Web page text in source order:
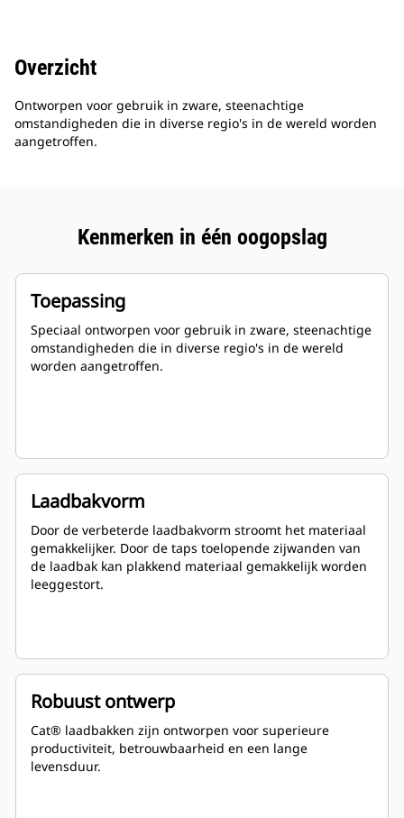
Overzicht
Ontworpen voor gebruik in zware, steenachtige
omstandigheden die in diverse regio's in de wereld worden
aangetroffen.
Kenmerken in één oogopslag
Toepassing
Speciaal ontworpen voor gebruik in zware, steenachtige
omstandigheden die in diverse regio's in de wereld
worden aangetroffen.
Laadbakvorm
Door de verbeterde laadbakvorm stroomt het materiaal
gemakkelijker. Door de taps toelopende zijwanden van
de laadbak kan plakkend materiaal gemakkelijk worden
leeggestort.
Robuust ontwerp
Cat® laadbakken zijn ontworpen voor superieure
productiviteit, betrouwbaarheid en een lange
levensduur.